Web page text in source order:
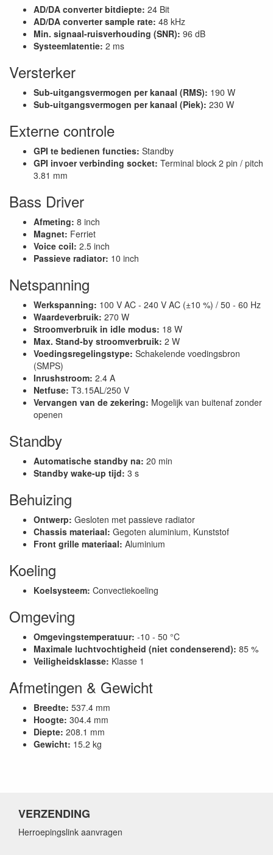
AD/DA converter bitdiepte: 24 Bit
AD/DA converter sample rate: 48 kHz
Min. signaal-ruisverhouding (SNR): 96 dB
Systeemlatentie: 2 ms
Versterker
Sub-uitgangsvermogen per kanaal (RMS): 190 W
Sub-uitgangsvermogen per kanaal (Piek): 230 W
Externe controle
GPI te bedienen functies: Standby
GPI invoer verbinding socket: Terminal block 2 pin / pitch
3.81 mm
Bass Driver
Afmeting: 8 inch
Magnet: Ferriet
Voice coil: 2.5 inch
Passieve radiator: 10 inch
Netspanning
Werkspanning: 100 V AC - 240 V AC (±10 %) / 50 - 60 Hz
Waardeverbruik: 270 W
Stroomverbruik in idle modus: 18 W
Max. Stand-by stroomverbruik: 2 W
Voedingsregelingstype: Schakelende voedingsbron
(SMPS)
Inrushstroom: 2.4 A
Netfuse: T3.15AL/250 V
Vervangen van de zekering: Mogelijk van buitenaf zonder
openen
Standby
Automatische standby na: 20 min
Standby wake-up tijd: 3 s
Behuizing
Ontwerp: Gesloten met passieve radiator
Chassis materiaal: Gegoten aluminium, Kunststof
Front grille materiaal: Aluminium
Koeling
Koelsysteem: Convectiekoeling
Omgeving
Omgevingstemperatuur: -10 - 50 °C
Maximale luchtvochtigheid (niet condenserend): 85 %
Veiligheidsklasse: Klasse 1
Afmetingen & Gewicht
Breedte: 537.4 mm
Hoogte: 304.4 mm
Diepte: 208.1 mm
Gewicht: 15.2 kg
VERZENDING
Herroepingslink aanvragen